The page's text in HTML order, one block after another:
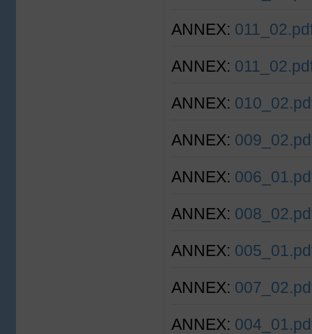
ANNEX:
ANNEX:
ANNEX:
ANNEX:
ANNEX:
ANNEX:
ANNEX:
ANNEX:
ANNEX: